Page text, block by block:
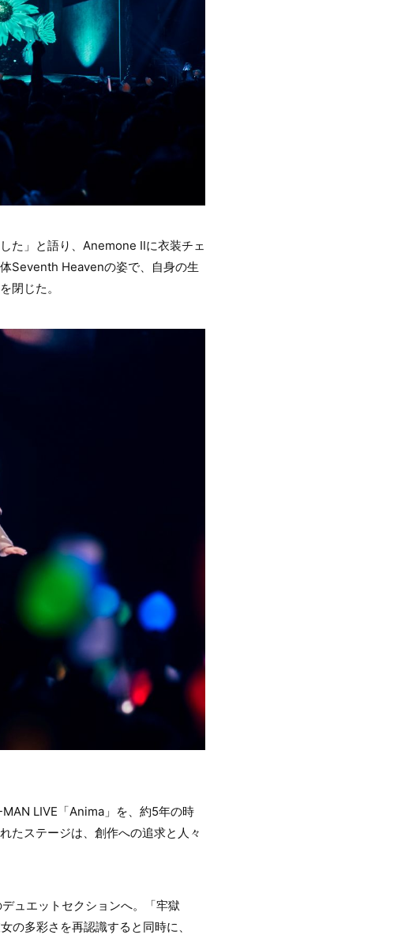
た」と語り、Anemone Ⅱに衣装チェ
Seventh Heavenの姿で、自身の生
閉じた。
LIVE「Anima」を、約5年の時
たステージは、創作への追求と人々
ュエットセクションへ。「牢獄
多彩さを再認識すると同時に、